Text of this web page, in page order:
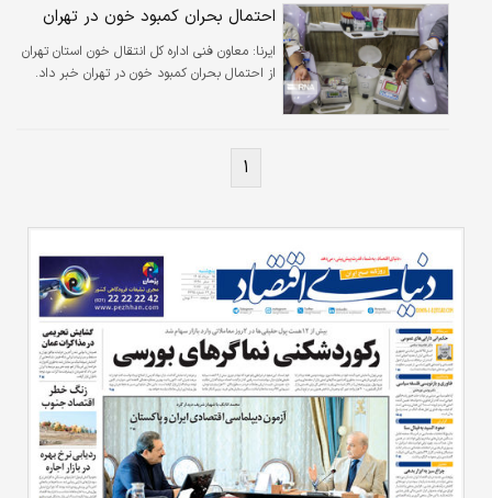
احتمال بحران کمبود خون در تهران
ایرنا: معاون فنی اداره کل انتقال خون استان تهران
از احتمال بحران کمبود خون در تهران خبر داد.
۱